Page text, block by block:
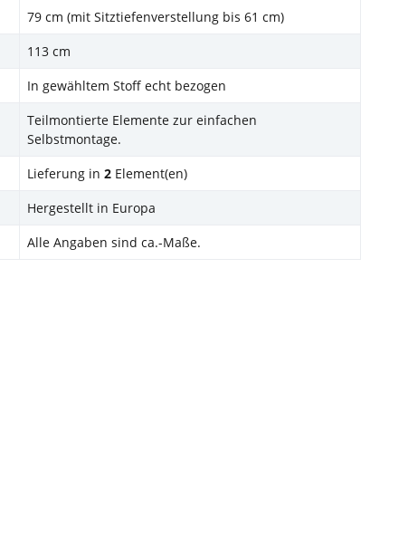
79 cm (mit Sitztiefenverstellung bis 61 cm)
113 cm
In gewähltem Stoff echt bezogen
Teilmontierte Elemente zur einfachen
Selbstmontage.
Lieferung in 2 Element(en)
Hergestellt in Europa
Alle Angaben sind ca.-Maße.